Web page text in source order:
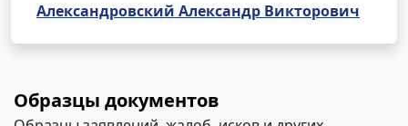
Александровский Александр Викторович
Образцы документов